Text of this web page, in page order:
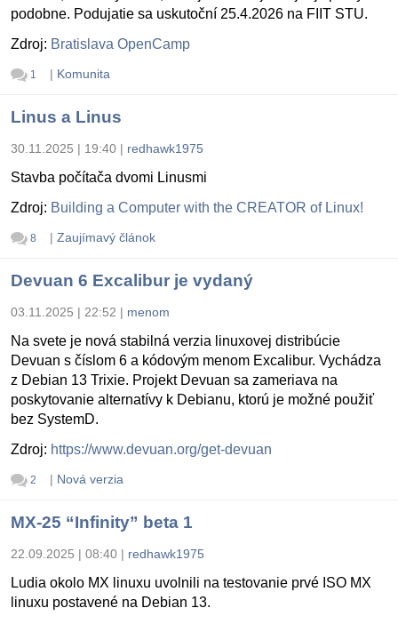
podobne. Podujatie sa uskutoční 25.4.2026 na FIIT STU.
Zdroj: Bratislava OpenCamp
1 | Komunita
Linus a Linus
30.11.2025 | 19:40 | redhawk1975
Stavba počítača dvomi Linusmi
Zdroj: Building a Computer with the CREATOR of Linux!
8 | Zaujímavý článok
Devuan 6 Excalibur je vydaný
03.11.2025 | 22:52 | menom
Na svete je nová stabilná verzia linuxovej distribúcie
Devuan s číslom 6 a kódovým menom Excalibur. Vychádza
z Debian 13 Trixie. Projekt Devuan sa zameriava na
poskytovanie alternatívy k Debianu, ktorú je možné použiť
bez SystemD.
Zdroj: https://www.devuan.org/get-devuan
2 | Nová verzia
MX-25 “Infinity” beta 1
22.09.2025 | 08:40 | redhawk1975
Ludia okolo MX linuxu uvolnili na testovanie prvé ISO MX
linuxu postavené na Debian 13.